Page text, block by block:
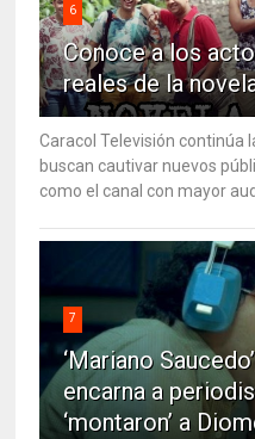
6
Conoce a los
reales de la
Caracol Televisión continúa
buscan cautivar nuevos
como el canal con mayor
7
‘Mariano
encarna a
‘montaron’ a